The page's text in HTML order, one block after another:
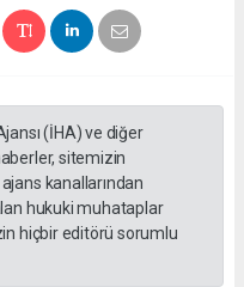
(İHA) ve diğer
sitemizin
kanallarından
hukuki muhataplar
hiçbir editörü sorumlu